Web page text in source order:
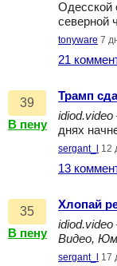
Одесской
северной
tonyware 7
21
39
В пену
Трамп
idiod.video
днях
sergant_l 12
13
35
В пену
Хлопай
idiod.video
Видео,
sergant_l 17